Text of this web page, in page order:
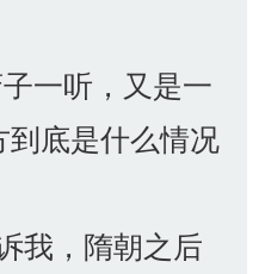
一听，又是一
底是什么情况
我，隋朝之后